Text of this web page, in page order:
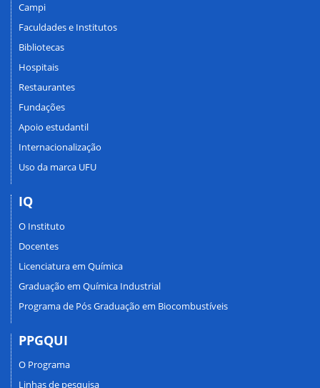
Campi
Faculdades e Institutos
Bibliotecas
Hospitais
Restaurantes
Fundações
Apoio estudantil
Internacionalização
Uso da marca UFU
IQ
O Instituto
Docentes
Licenciatura em Química
Graduação em Química Industrial
Programa de Pós Graduação em Biocombustíveis
PPGQUI
O Programa
Linhas de pesquisa